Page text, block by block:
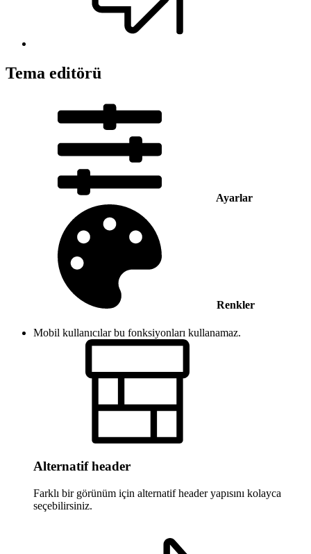
Tema editörü
Ayarlar
Renkler
Mobil kullanıcılar bu fonksiyonları kullanamaz.
Alternatif header
Farklı bir görünüm için alternatif header yapısını kolayca
seçebilirsiniz.